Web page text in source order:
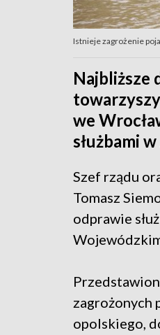
Istnieje zagrożenie
Najbliższe
we
służbami
Szef rządu
Tomasz
odprawie
zagrożonych
opolskiego,